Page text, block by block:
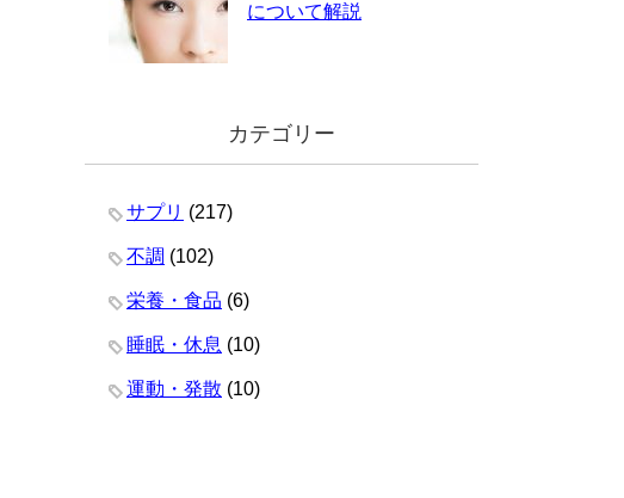
について解説
カテゴリー
サプリ (217)
不調 (102)
栄養・食品 (6)
睡眠・休息 (10)
運動・発散 (10)